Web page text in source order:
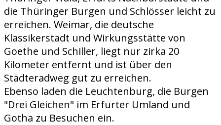
die Thüringer Burgen und Schlösser leicht zu
erreichen. Weimar, die deutsche
Klassikerstadt und Wirkungsstätte von
Goethe und Schiller, liegt nur zirka 20
Kilometer entfernt und ist über den
Städteradweg gut zu erreichen.
Ebenso laden die Leuchtenburg, die Burgen
"Drei Gleichen" im Erfurter Umland und
Gotha zu Besuchen ein.